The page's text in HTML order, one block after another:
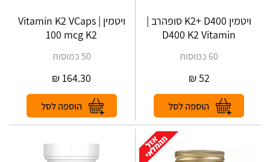
ויטמין K2+ D400 סופהרב |
D400 K2 Vitamin
60 כמוסות
52
₪
ויטמין Vitamin K2 VCaps |
100 mcg K2
50 כמוסות
164.30
₪